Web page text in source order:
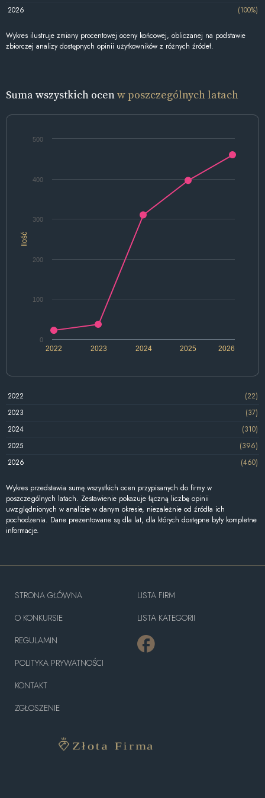
2026
(100%)
Wykres ilustruje zmiany procentowej oceny końcowej, obliczanej na podstawie
zbiorczej analizy dostępnych opinii użytkowników z różnych źródeł.
Suma wszystkich ocenw poszczególnych latach
Ilość
2022 2024 2026
2023 2025
0
100
200
300
400
500
2022
(22)
2023
(37)
2024
(310)
2025
(396)
2026
(460)
Wykres przedstawia sumę wszystkich ocen przypisanych do firmy w
poszczególnych latach. Zestawienie pokazuje łączną liczbę opinii
uwzględnionych w analizie w danym okresie, niezależnie od źródła ich
pochodzenia. Dane prezentowane są dla lat, dla których dostępne były kompletne
informacje.
STRONA GŁÓWNA
O KONKURSIE
REGULAMIN
POLITYKA PRYWATNOŚCI
KONTAKT
ZGŁOSZENIE
LISTA FIRM
LISTA KATEGORII